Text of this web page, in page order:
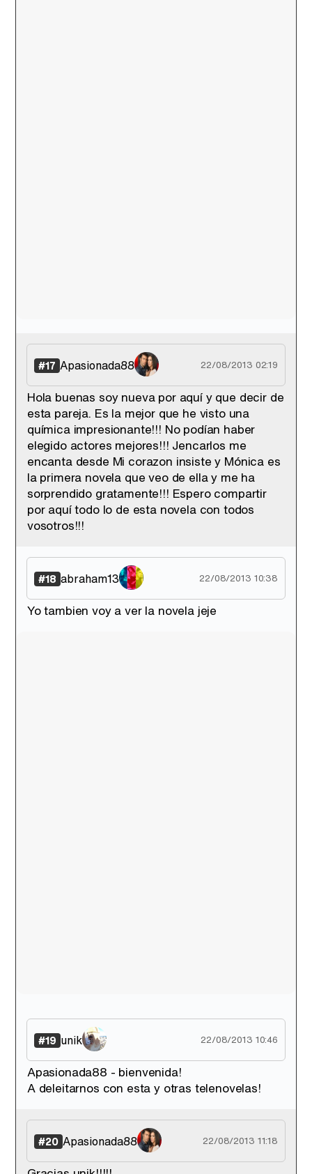
#17 Apasionada88 22/08/2013 02:19
Hola buenas soy nueva por aquí y que decir de
esta pareja. Es la mejor que he visto una
química impresionante!!! No podían haber
elegido actores mejores!!! Jencarlos me
encanta desde Mi corazon insiste y Mónica es
la primera novela que veo de ella y me ha
sorprendido gratamente!!! Espero compartir
por aquí todo lo de esta novela con todos
vosotros!!!
#18 abraham13 22/08/2013 10:38
Yo tambien voy a ver la novela jeje
#19 unik 22/08/2013 10:46
Apasionada88 - bienvenida!
A deleitarnos con esta y otras telenovelas!
#20 Apasionada88 22/08/2013 11:18